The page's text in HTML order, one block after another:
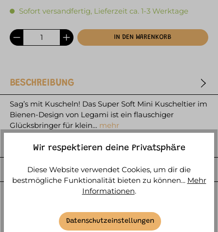
Sofort versandfertig, Lieferzeit ca. 1-3 Werktage
IN DEN WARENKORB
BESCHREIBUNG
Sag’s mit Kuscheln! Das Super Soft Mini Kuscheltier im
Bienen-Design von Legami ist ein flauschiger
Glücksbringer für klein… mehr
HERSTELLER
WEITERE ARTIKELINFOS
Wir respektieren deine Privatsphäre
Diese Website verwendet Cookies, um dir die
bestmögliche Funktionalität bieten zu können... Mehr
Informationen.
Datenschutzeinstellungen